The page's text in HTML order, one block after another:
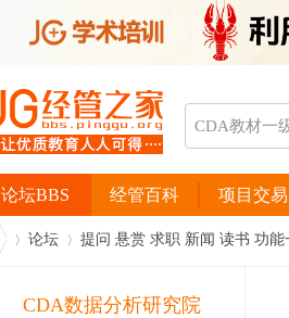
经管百科 项目交易
论坛BBS
论坛 提问 悬赏 求职 新闻 读书 功能
CDA数据分析研究院